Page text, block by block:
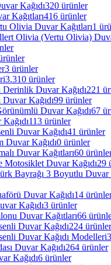
Kağıdı320 ürünler
Kağıtları416 ürünler
Olivia Duvar Kağıtları1
Olivia (Vertu Olivia)
3 ürünler
3.310 ürünler
Duvar Kağıdı221
Kağıdı99 ürünler
Duvar Kağıdı67
113 ürünler
Duvar Kağıdı41 ürünler
Duvar Kağıdı0 ürünler
Duvar Kağıtları60
Motosiklet Duvar Kağıdı29
Bayrağı 3 Boyutlu Duvar
Duvar Kağıdı14
Kağıdı3 ürünler
Duvar Kağıtları66
Duvar Kağıdı224 ürünler
Duvar Kağıdı Modelleri
Duvar Kağıdı264 ürünler
Kağıdı6 ürünler